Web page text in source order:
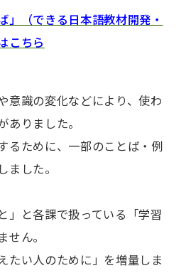
」（できる日本語教材開発・
こちら
意識の変化などにより、使わ
ありました。
るために、一部のことば・例
ました。
」と各課で扱っている「学習
ん。
たい人のために」を増量しま